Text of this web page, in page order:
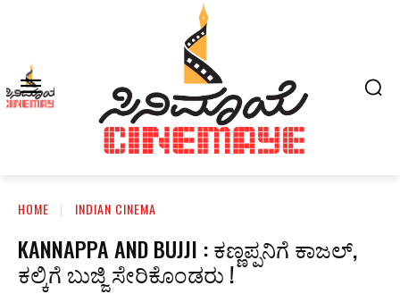
HOME INDIAN CINEMA
KANNAPPA AND BUJJI : ಕಣ್ಣಪ್ಪನಿಗೆ ಕಾಜಲ್‌,
ಕಲ್ಕಿಗೆ ಬುಜ್ಜಿ ಸೇರಿಕೊಂಡರು !